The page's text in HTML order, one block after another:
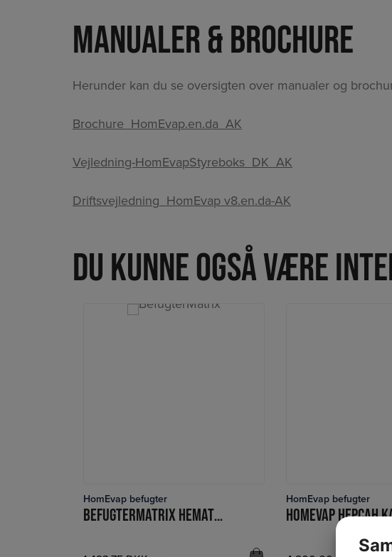
Manualer & Brochure
Herunder kan du se oversigten over manualer og
Brochure_HomEvap.en.da_AK
Vejledning-HomEvapStyreboks_DK_AK
Driftsvejledning_HomEvap v8.en.da-AK
Du kunne også være
LÆS MERE
HomEvap befugter
BEFUGTERMATRIX HEMATB FOR HOMEVAP HEPH OG HEPHZH
LÆS MERE
HomEvap befugter